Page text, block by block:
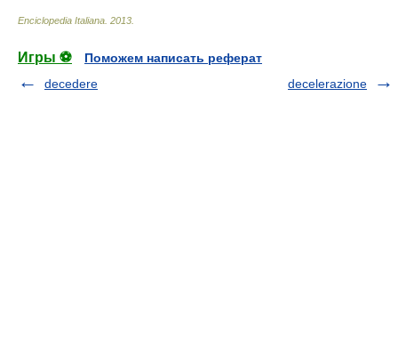
Enciclopedia Italiana 2013
Игры ⚽
Поможем написать реферат
decedere
decelerazione